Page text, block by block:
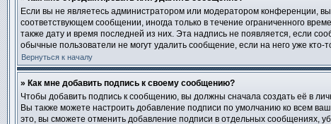
Если вы не являетесь администратором или модератором конференции,
соответствующем сообщении, иногда только в течение ограниченного
также дату и время последней из них. Эта надпись не появляется, если
обычные пользователи не могут удалить сообщение, если на него уже кто-
Вернуться к началу
» Как мне добавить подпись к своему сообщению?
Чтобы добавить подпись к сообщению, вы должны сначала создать её в
Вы также можете настроить добавление подписи по умолчанию ко всем
это, вы сможете отменить добавление подписи в отдельных сообщениях,